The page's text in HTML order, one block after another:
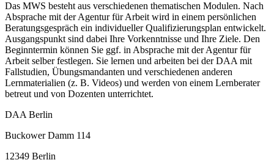
Das MWS besteht aus verschiedenen thematischen Modulen. Nach
Absprache mit der Agentur für Arbeit wird in einem persönlichen
Beratungsgespräch ein individueller Qualifizierungsplan entwickelt.
Ausgangspunkt sind dabei Ihre Vorkenntnisse und Ihre Ziele. Den
Beginntermin können Sie ggf. in Absprache mit der Agentur für
Arbeit selber festlegen. Sie lernen und arbeiten bei der DAA mit
Fallstudien, Übungsmandanten und verschiedenen anderen
Lernmaterialien (z. B. Videos) und werden von einem Lernberater
betreut und von Dozenten unterrichtet.
DAA Berlin
Buckower Damm 114
12349 Berlin